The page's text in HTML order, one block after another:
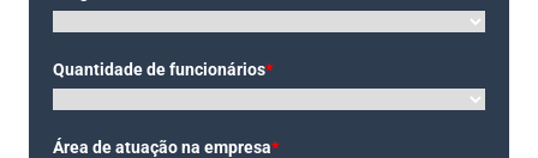
Quantidade de funcionários*
Área de atuação na empresa*